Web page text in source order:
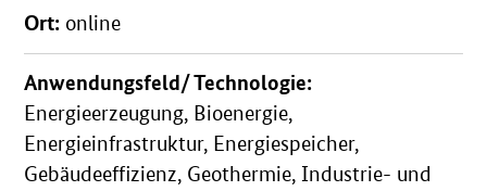
Ort: online
Anwendungsfeld/ Technologie:
Energieerzeugung, Bioenergie,
Energieinfrastruktur, Energiespeicher,
Gebäudeeffizienz, Geothermie, Industrie- und